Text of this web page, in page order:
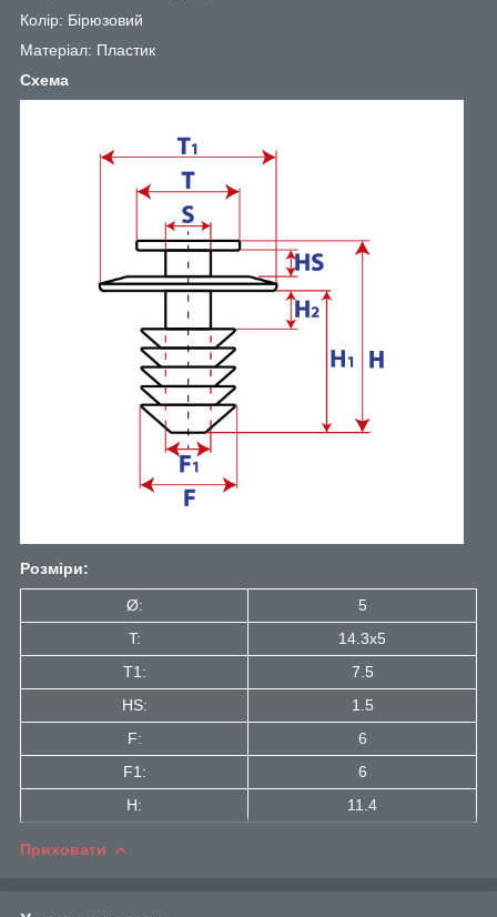
Колір: Бірюзовий
Матеріал: Пластик
Схема
Розміри:
Ø:
5
T:
14.3x5
T1:
7.5
HS:
1.5
F:
6
F1:
6
H:
11.4
Приховати